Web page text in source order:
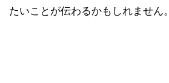
たいことが伝わるかもしれません。